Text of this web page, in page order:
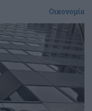
Οικονομία